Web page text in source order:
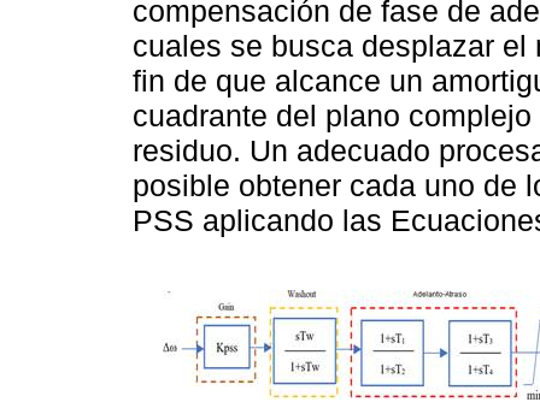
compensación de fase de
cuales se busca desplazar
fin de que alcance un
cuadrante del plano
residuo. Un adecuado
posible obtener cada uno de
PSS aplicando las